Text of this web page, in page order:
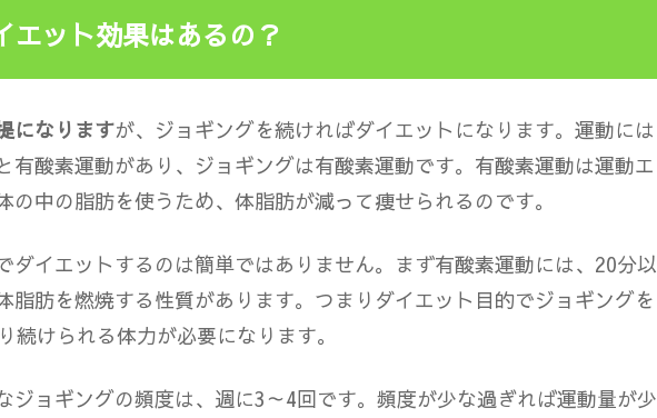
エット効果はあるの？
になりますが、 ジョギングを続ければダイエットになります。運動には
有酸素運動があり、ジョギングは有酸素運動です。有酸素運動は運動エ
の中の脂肪を使うため、体脂肪が減って痩せられる のです。
ダイエットするのは簡単ではありません。まず有酸素運動には、20分以
脂肪を燃焼する性質があります。つまりダイエット目的でジョギングを
続けられる体力が必要になります。
ジョギングの頻度は、週に3～4回です。頻度が少な過ぎれば運動量が少